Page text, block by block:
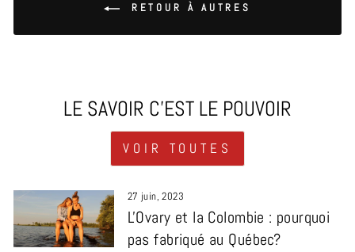
RETOUR À AUTRES
LE SAVOIR C'EST LE POUVOIR
VOIR TOUTES
27 juin, 2023
L'Ovary et la Colombie : pourquoi
pas fabriqué au Québec?